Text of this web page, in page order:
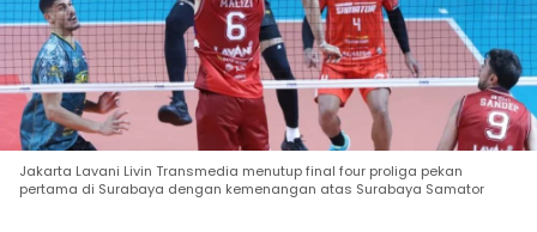
Jakarta Lavani Livin Transmedia menutup final four proliga pekan
pertama di Surabaya dengan kemenangan atas Surabaya Samator